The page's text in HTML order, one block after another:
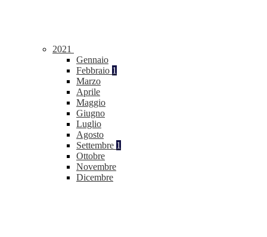
2021
Gennaio
Febbraio 1
Marzo
Aprile
Maggio
Giugno
Luglio
Agosto
Settembre 1
Ottobre
Novembre
Dicembre